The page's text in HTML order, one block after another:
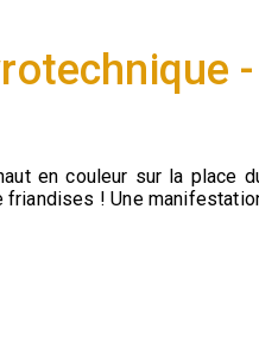
-
en couleur sur la place
friandises ! Une